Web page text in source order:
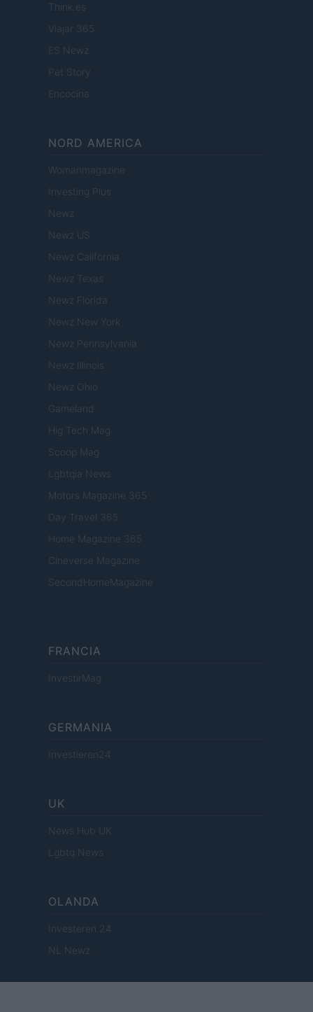
Think.es
Viajar 365
ES Newz
Pet Story
Encocina
NORD AMERICA
Womanmagazine
Investing Plus
Newz
Newz US
Newz California
Newz Texas
Newz Florida
Newz New York
Newz Pennsylvania
Newz Illinois
Newz Ohio
Gameland
Hig Tech Mag
Scoop Mag
Lgbtqia News
Motors Magazine 365
Day Travel 365
Home Magazine 365
Cineverse Magazine
SecondHomeMagazine
FRANCIA
InvestirMag
GERMANIA
Investieren24
UK
News Hub UK
Lgbtq News
OLANDA
Investeren 24
NL Newz